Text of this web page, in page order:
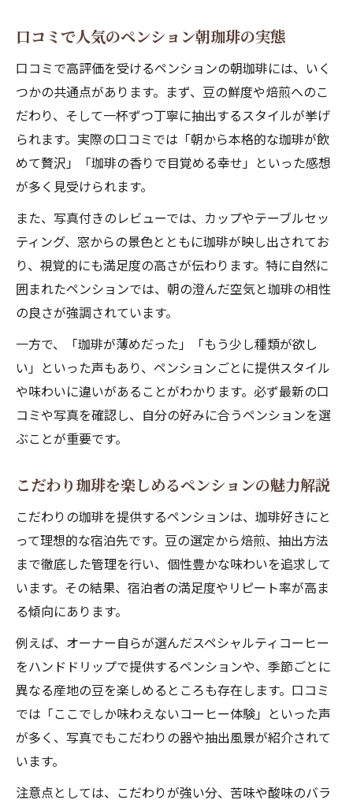
方
落ち着く空間で楽しむペンション珈琲タイム
ペンションで過ごす落ち着いた珈琲タイム
の魅力
静かな空間で味わうペンション珈琲の感想
まとめ
ペンションの居心地と珈琲時間を口コミか
ら検証
ペンション珈琲で叶う特別なひとときの過
ごし方
ペンション珈琲の雰囲気やサービスの特徴
を解説
写真で知るペンション珈琲の最新トレンド
最新写真で見るペンション珈琲の注目ポイ
ント
ペンション珈琲の写真から分かる人気の理
由
ン珈琲
ペンション珈琲のトレンドを写真で徹底チ
ェック
ペンション珈琲の盛り付けや雰囲気を写真
解説
宿泊先選びに役立つペンション情報まとめ
ペンション選びに役立つ珈琲と洋食の最新
情報
ペンションの営業状況や口コミ情報を総整
理
失敗しないペンション選びの珈琲チェック
口コミで人気のペンション朝珈琲の実態
口コミで高評価を受けるペンションの朝珈琲には、いく
つかの共通点があります。まず、豆の鮮度や焙煎へのこ
だわり、そして一杯ずつ丁寧に抽出するスタイルが挙げ
られます。実際の口コミでは「朝から本格的な珈琲が飲
めて贅沢」「珈琲の香りで目覚める幸せ」といった感想
が多く見受けられます。
また、写真付きのレビューでは、カップやテーブルセッ
ティング、窓からの景色とともに珈琲が映し出されてお
り、視覚的にも満足度の高さが伝わります。特に自然に
囲まれたペンションでは、朝の澄んだ空気と珈琲の相性
の良さが強調されています。
一方で、「珈琲が薄めだった」「もう少し種類が欲し
い」といった声もあり、ペンションごとに提供スタイル
や味わいに違いがあることがわかります。必ず最新の口
コミや写真を確認し、自分の好みに合うペンションを選
ぶことが重要です。
こだわり珈琲を楽しめるペンションの魅力解説
こだわりの珈琲を提供するペンションは、珈琲好きにと
って理想的な宿泊先です。豆の選定から焙煎、抽出方法
まで徹底した管理を行い、個性豊かな味わいを追求して
います。その結果、宿泊者の満足度やリピート率が高ま
る傾向にあります。
例えば、オーナー自らが選んだスペシャルティコーヒー
をハンドドリップで提供するペンションや、季節ごとに
異なる産地の豆を楽しめるところも存在します。口コミ
では「ここでしか味わえないコーヒー体験」といった声
が多く、写真でもこだわりの器や抽出風景が紹介されて
います。
注意点としては、こだわりが強い分、苦味や酸味のバラ